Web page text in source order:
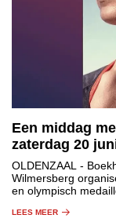
Een middag
zaterdag 20
OLDENZAAL -
Wilmersberg
en olympisch
LEES MEER